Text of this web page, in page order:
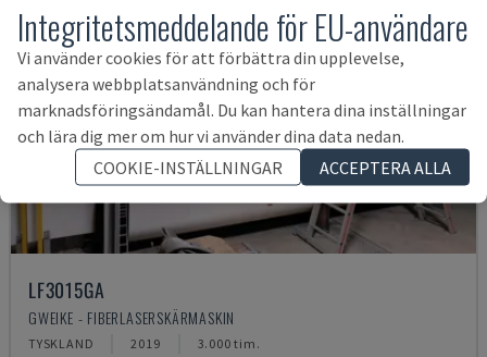
LF3015GA
GWEIKE - FIBERLASERSKÄRMASKIN
TYSKLAND 2019 3.000 tim.
Integritetsmeddelande för EU-användare
Vi använder cookies för att förbättra din upplevelse,
analysera webbplatsanvändning och för
marknadsföringsändamål. Du kan hantera dina inställningar
och lära dig mer om hur vi använder dina data nedan.
COOKIE-INSTÄLLNINGAR
ACCEPTERA ALLA